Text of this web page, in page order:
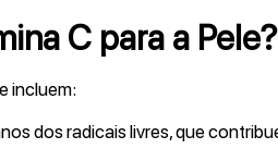
C para a Pele?
incluem:
dos radicais livres, que